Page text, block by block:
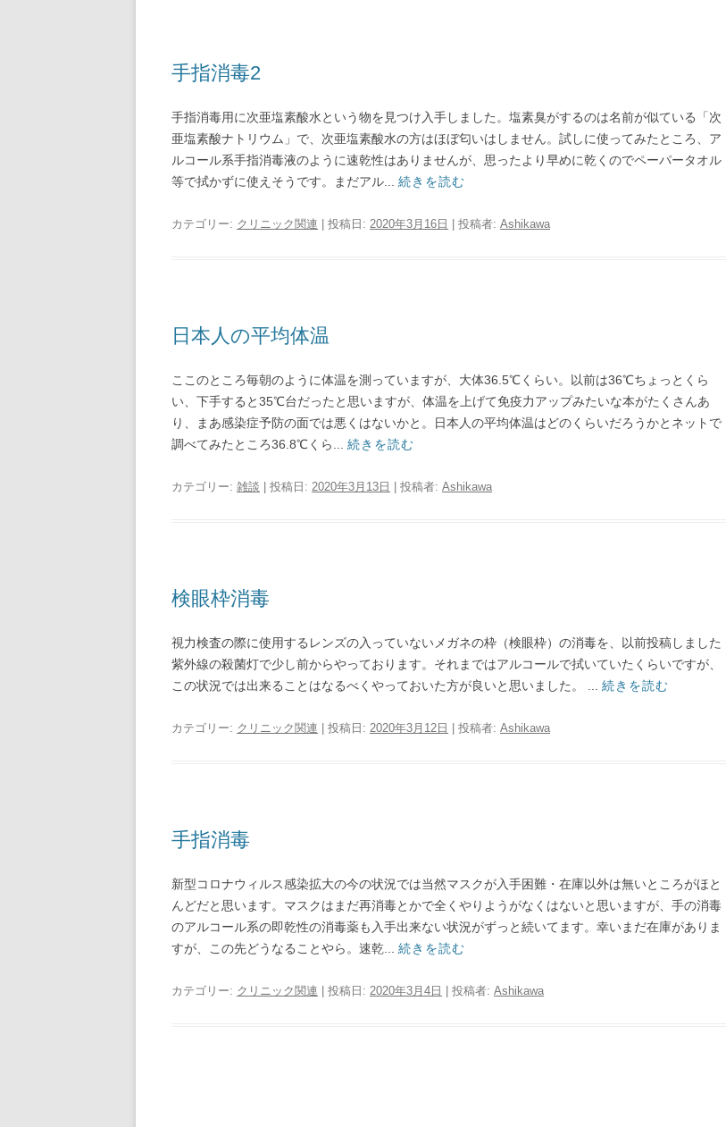
手指消毒2
手指消毒用に次亜塩素酸水という物を見つけ入手しました。塩素臭がするのは名前が似ている「次
亜塩素酸ナトリウム」で、次亜塩素酸水の方はほぼ匂いはしません。試しに使ってみたところ、ア
ルコール系手指消毒液のように速乾性はありませんが、思ったより早めに乾くのでペーパータオル
等で拭かずに使えそうです。まだアル... 続きを読む
カテゴリー: クリニック関連 | 投稿日: 2020年3月16日 投稿者: Ashikawa
日本人の平均体温
ここのところ毎朝のように体温を測っていますが、大体36.5℃くらい。以前は36℃ちょっとくら
い、下手すると35℃台だったと思いますが、体温を上げて免疫力アップみたいな本がたくさんあ
り、まあ感染症予防の面では悪くはないかと。日本人の平均体温はどのくらいだろうかとネットで
調べてみたところ36.8℃くら... 続きを読む
カテゴリー: 雑談 | 投稿日: 2020年3月13日 投稿者: Ashikawa
検眼枠消毒
視力検査の際に使用するレンズの入っていないメガネの枠（検眼枠）の消毒を、以前投稿しました
紫外線の殺菌灯で少し前からやっております。それまではアルコールで拭いていたくらいですが、
この状況では出来ることはなるべくやっておいた方が良いと思いました。 ... 続きを読む
カテゴリー: クリニック関連 | 投稿日: 2020年3月12日 投稿者: Ashikawa
手指消毒
新型コロナウィルス感染拡大の今の状況では当然マスクが入手困難・在庫以外は無いところがほと
んどだと思います。マスクはまだ再消毒とかで全くやりようがなくはないと思いますが、手の消毒
のアルコール系の即乾性の消毒薬も入手出来ない状況がずっと続いてます。幸いまだ在庫がありま
すが、この先どうなることやら。速乾... 続きを読む
カテゴリー: クリニック関連 | 投稿日: 2020年3月4日 投稿者: Ashikawa